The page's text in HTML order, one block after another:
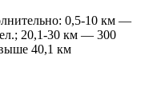
0,5-10 км —
20,1-30 км — 300
40,1 км